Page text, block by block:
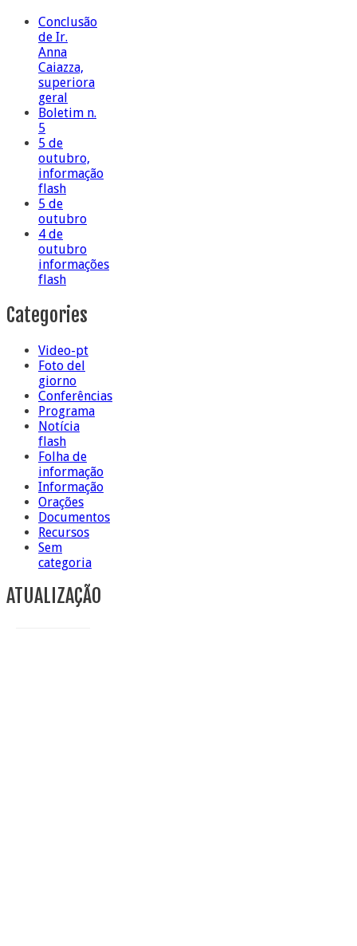
Conclusão
de Ir.
Anna
Caiazza,
superiora
geral
Boletim n.
5
5 de
outubro,
informação
flash
5 de
outubro
4 de
outubro
informações
flash
Categories
Video-pt
Foto del
giorno
Conferências
Programa
Notícia
flash
Folha de
informação
Informação
Orações
Documentos
Recursos
Sem
categoria
ATUALIZAÇÃO